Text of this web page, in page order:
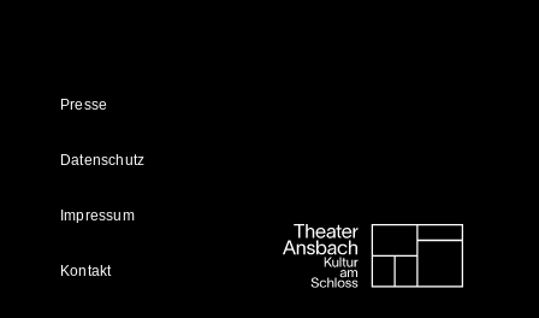
Presse
Datenschutz
Impressum
Kontakt